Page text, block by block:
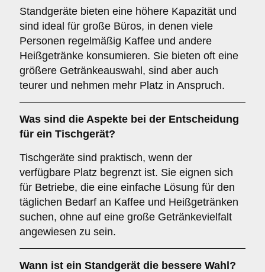
Standgeräte bieten eine höhere Kapazität und
sind ideal für große Büros, in denen viele
Personen regelmäßig Kaffee und andere
Heißgetränke konsumieren. Sie bieten oft eine
größere Getränkeauswahl, sind aber auch
teurer und nehmen mehr Platz in Anspruch.
Was sind die Aspekte bei der Entscheidung
für ein Tischgerät?
Tischgeräte sind praktisch, wenn der
verfügbare Platz begrenzt ist. Sie eignen sich
für Betriebe, die eine einfache Lösung für den
täglichen Bedarf an Kaffee und Heißgetränken
suchen, ohne auf eine große Getränkevielfalt
angewiesen zu sein.
Wann ist ein Standgerät die bessere Wahl?